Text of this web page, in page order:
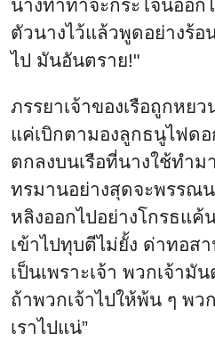
นางทำท่าจะกระโจนออก
ตัวนางไว้แล้วพูดอย่างร้อ
ไป มันอันตราย!"
ภรรยาเจ้าของเรือถูกหย
แค่เบิกตามองลูกธนูไฟด
ตกลงบนเรือที่นางใช้ทำม
ทรมานอย่างสุดจะพรรณ
หลิงออกไปอย่างโกรธแ
เข้าไปทุบตีไม่ยั้ง ด่าทอส
เป็นเพราะเจ้า พวกเจ้ามั
ถ้าพวกเจ้าไปให้พ้น ๆ พ
เราไปแน่”